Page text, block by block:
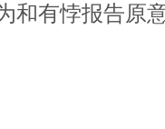
和有悖报告原